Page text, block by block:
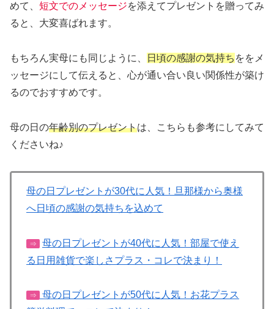
めて、 短文でのメッセージを添えてプレゼントを贈ってみ
ると、大変喜ばれます。
もちろん実母にも同じように、 日頃の感謝の気持ち ををメ
ッセージにして伝えると、心が通い合い良い関係性が築け
るのでおすすめです。
母の日の年齢別のプレゼントは、こちらも参考にしてみて
くださいね♪
母の日プレゼントが30代に人気！旦那様から奥様
へ日頃の感謝の気持ちを込めて
⇒
母の日プレゼントが40代に人気！部屋で使え
る日用雑貨で楽しさプラス・コレで決まり！
⇒
母の日プレゼントが50代に人気！お花プラス